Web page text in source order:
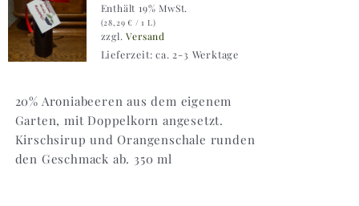
Enthält 19% MwSt.
(28,29€ / 1 L)
zzgl.Versand
Lieferzeit: ca. 2-3 Werktage
20% Aroniabeeren aus dem eigenem
Garten, mit Doppelkorn angesetzt.
Kirschsirup und Orangenschale runden
den Geschmack ab. 350 ml